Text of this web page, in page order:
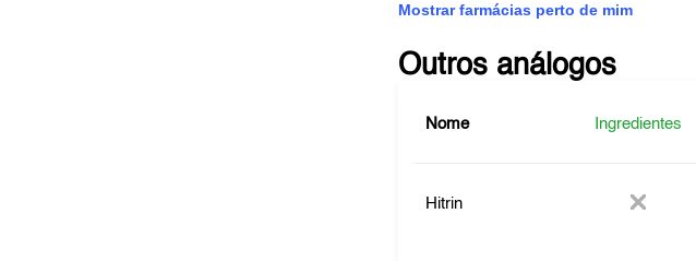
Mostrar farmácias perto de mim
Outros análogos
Nome Ingredientes
Hitrin